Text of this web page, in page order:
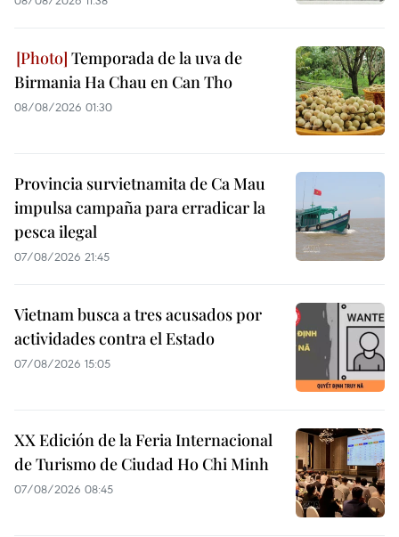
Temporada de la uva de
Birmania Ha Chau en Can Tho
08/08/2026 01:30
Provincia survietnamita de Ca Mau
impulsa campaña para erradicar la
pesca ilegal
07/08/2026 21:45
Vietnam busca a tres acusados por
actividades contra el Estado
07/08/2026 15:05
XX Edición de la Feria Internacional
de Turismo de Ciudad Ho Chi Minh
07/08/2026 08:45